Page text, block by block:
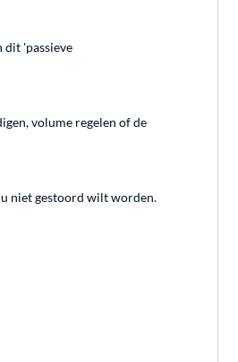
dit 'passieve
volume regelen of de
niet gestoord wilt worden.